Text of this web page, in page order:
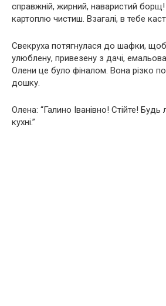
справжній, жирний, наваристий
картоплю чистиш. Взагалі, в тебе
Свекруха потягнулася до шафки,
улюблену, привезену з дачі,
Олени це було фіналом. Вона різко
дошку.
Олена: “Галино Іванівно! Стійте! Будь
кухні.”